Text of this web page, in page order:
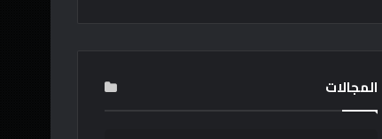
المجالات